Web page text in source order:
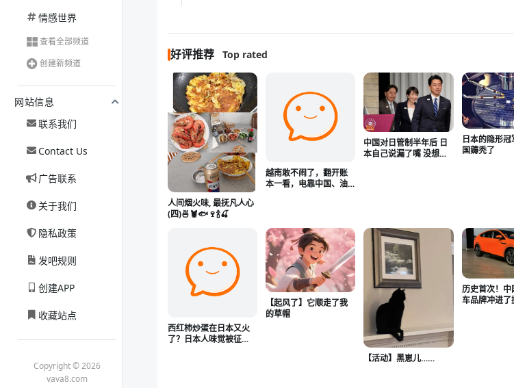
情感世界
查看全部频道
创建新频道
网站信息
联系我们
Contact Us
广告联系
关于我们
隐私政策
发吧规则
创建APP
收藏站点
Copyright © 2026
vava8.com
好评推荐 Top rated
人间烟火味, 最抚凡人心
(四)🍜🦞🐟🍷🍾🍒
越南敢不闹了，翻开账
本一看，电靠中国、油
中国对日管制半年后 日
本自己说漏了嘴 没想到
日本的隐形
国薅秃了
西红柿炒蛋在日本又火
了？日本人味觉被征
【起风了】它顺走了我
的草帽
【活动】黑崽儿……
历史首次！中
车品牌冲进了